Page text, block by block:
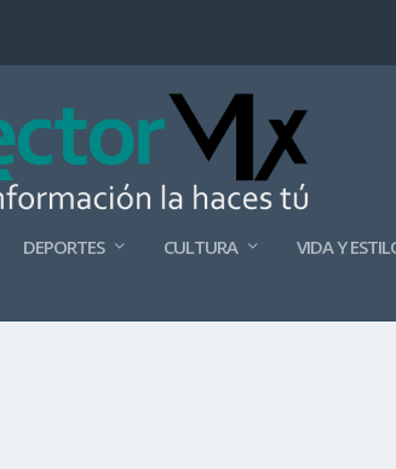
DEPORTES CULTURA VIDA Y